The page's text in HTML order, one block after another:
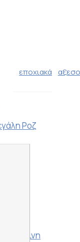
εποχιακά
Ροζ
Κίτρινη